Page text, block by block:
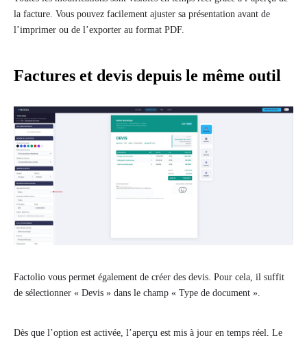
la facture. Vous pouvez facilement ajuster sa présentation avant de
l’imprimer ou de l’exporter au format PDF.
Factures et devis depuis le même outil
Factolio vous permet également de créer des devis. Pour cela, il suffit
de sélectionner « Devis » dans le champ « Type de document ».
Dès que l’option est activée, l’aperçu est mis à jour en temps réel. Le